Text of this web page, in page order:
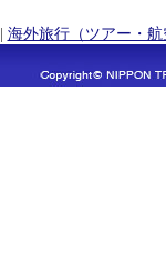
| 海外旅行（ツアー・航